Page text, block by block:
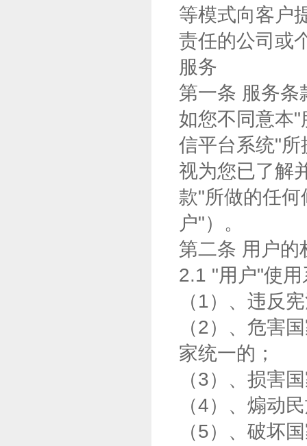
等模式向客户
责任的公司或
服务
第一条 服务条
如您不同意本
信平台系统"
视为您已了解
款"所做的任
户"）。
第二条 用户的
2.1 "用户"使
（1）、违反
（2）、危害
家统一的；
（3）、损害
（4）、煽动
（5）、破坏